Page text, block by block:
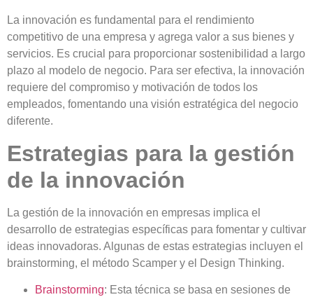
La innovación es fundamental para el rendimiento
competitivo de una empresa y agrega valor a sus bienes y
servicios. Es crucial para proporcionar sostenibilidad a largo
plazo al modelo de negocio. Para ser efectiva, la innovación
requiere del compromiso y motivación de todos los
empleados, fomentando una visión estratégica del negocio
diferente​​.
Estrategias para la gestión
de la innovación
La gestión de la innovación en empresas implica el
desarrollo de estrategias específicas para fomentar y cultivar
ideas innovadoras. Algunas de estas estrategias incluyen el
brainstorming, el método Scamper y el Design Thinking.
Brainstorming: Esta técnica se basa en sesiones de